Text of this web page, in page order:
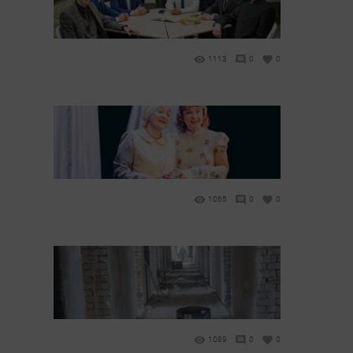
1113 0 0
1065 0 0
1089 0 0